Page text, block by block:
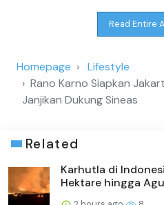
Read Entire
Homepage
Lifestyle
Rano Karno Siapkan
Janjikan Dukung Sineas
Related
Karhutla di
Hektare hingga